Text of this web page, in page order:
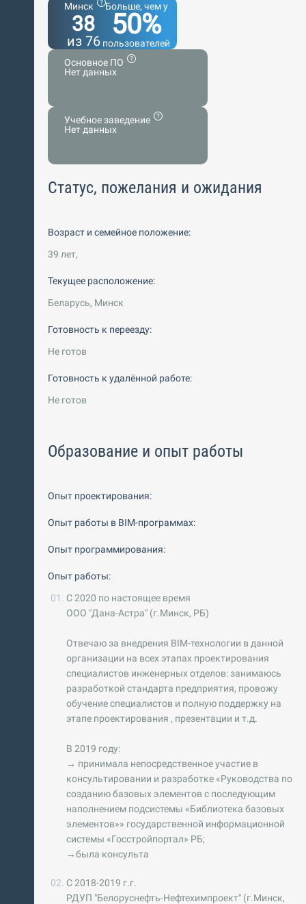
Минск
38
из 76
Больше, чем у
50%
пользователей
Основное ПО
Нет данных
Учебное заведение
Нет данных
Статус, пожелания и ожидания
Возраст и семейное положение:
39 лет,
Текущее расположение:
Беларусь, Минск
Готовность к переезду:
Не готов
Готовность к удалённой работе:
Не готов
Образование и опыт работы
Опыт проектирования:
Опыт работы в BIM-программах:
Опыт программирования:
Опыт работы:
С 2020 по настоящее время
ООО "Дана-Астра" (г.Минск, РБ)
Отвечаю за внедрения BIM-технологии в данной
организации на всех этапах проектирования
специалистов инженерных отделов: занимаюсь
разработкой стандарта предприятия, провожу
обучение специалистов и полную поддержку на
этапе проектирования , презентации и т.д.
В 2019 году:
→ принимала непосредственное участие в
консультировании и разработке «Руководства по
созданию базовых элементов с последующим
наполнением подсистемы «Библиотека базовых
элементов»» государственной информационной
системы «Госстройпортал» РБ;
→была консульта
С 2018-2019 г.г.
РДУП "Белоруснефть-Нефтехимпроект" (г.Минск,